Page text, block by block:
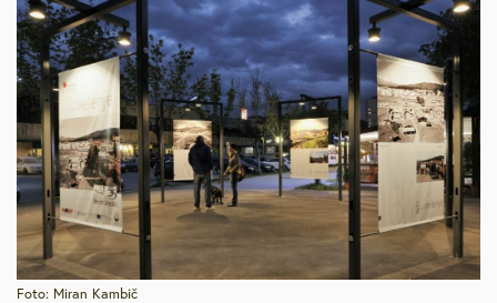
Foto: Miran Kambič